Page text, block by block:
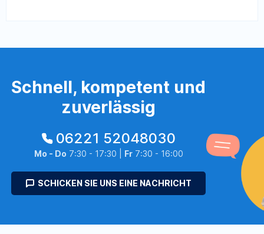
Schnell, kompetent und
zuverlässig
06221 52048030
Mo - Do 7:30 - 17:30 | Fr7:30 - 16:00
SCHICKEN SIE UNS EINE NACHRICHT